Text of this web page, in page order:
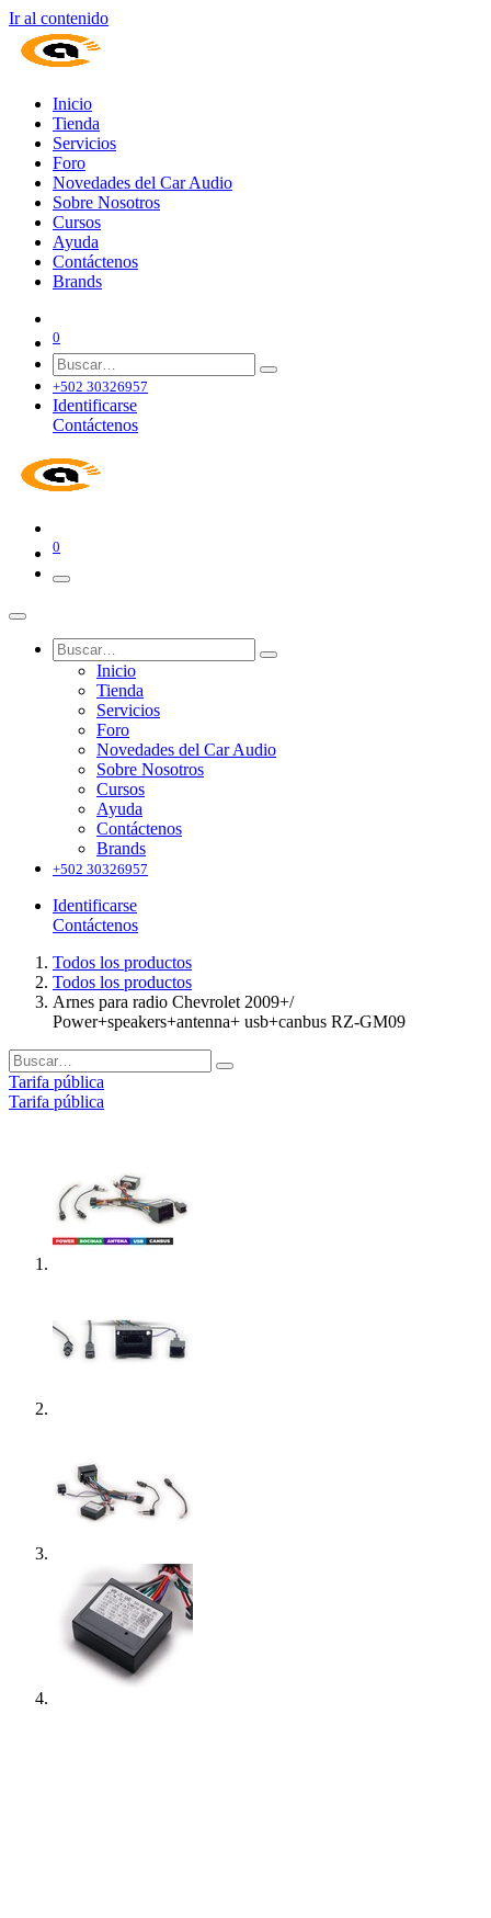
Ir al contenido
Inicio
Tienda
Servicios
Foro
Novedades del Car Audio
Sobre Nosotros
Cursos
Ayuda
Contáctenos
Brands
0
+502 30326957
Identificarse
Contáctenos
0
Inicio
Tienda
Servicios
Foro
Novedades del Car Audio
Sobre Nosotros
Cursos
Ayuda
Contáctenos
Brands
+502 30326957
Identificarse
Contáctenos
Todos los productos
Todos los productos
Arnes para radio Chevrolet 2009+/
Power+speakers+antenna+ usb+canbus RZ-GM09
Tarifa pública
Tarifa pública